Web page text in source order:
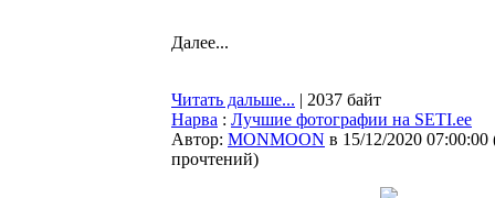
Далее...
Читать дальше... | 2037 байт
Нарва : Лучшие фотографии на SETI.ee
Автор: MONMOON в 15/12/2020 07:00:00
прочтений)